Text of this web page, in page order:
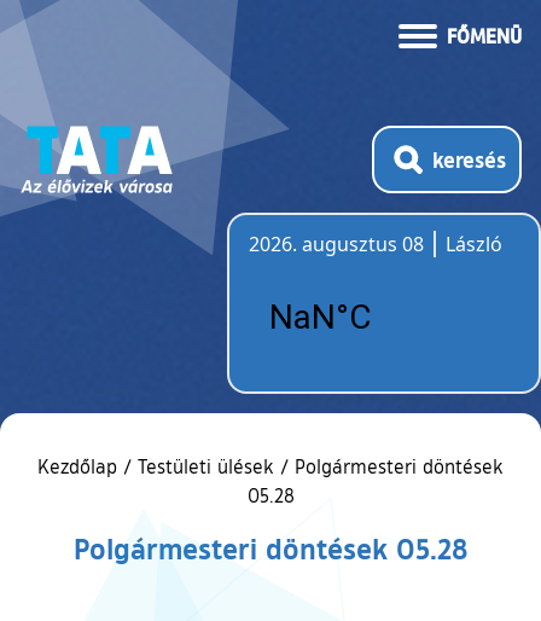
FŐMENÜ
keresés
2026. augusztus 08
László
Kezdőlap / Testületi ülések / Polgármesteri döntések
05.28
Polgármesteri döntések 05.28